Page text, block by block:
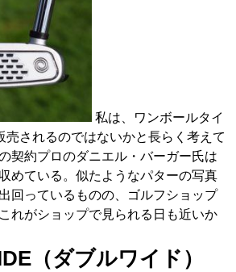
私は、ワンボールタイ
売されるのではないかと長らく考えて
契約プロのダニエル・バーガー氏は
めている。似たようなパターの写真
回っているものの、ゴルフショップ
れがショップで見られる日も近いか
（ダブルワイド）